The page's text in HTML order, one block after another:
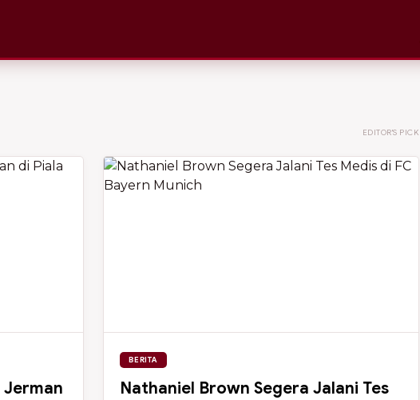
EDITOR'S PICK
Jerman
BERITA
Nathaniel Brown Segera Jalani Tes